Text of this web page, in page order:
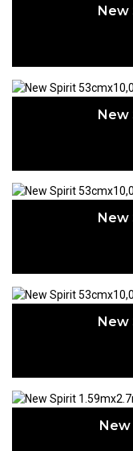
New
New
New
New
New